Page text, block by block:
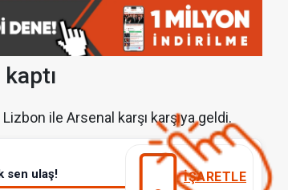
ile Arsenal karşı karşıya geldi.
sen ulaş! İŞARETLE